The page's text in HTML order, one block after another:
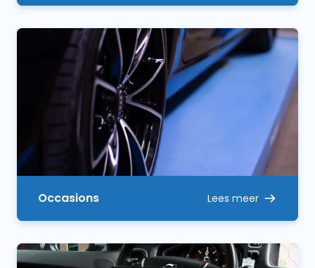
Occasions Lees meer